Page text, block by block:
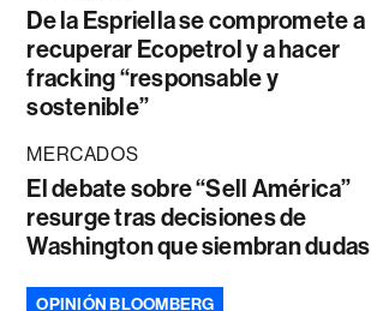
De la Espriella se compromete a
recuperar Ecopetrol y a hacer
fracking “responsable y
sostenible”
MERCADOS
El debate sobre “Sell América”
resurge tras decisiones de
Washington que siembran dudas
OPINIÓN BLOOMBERG